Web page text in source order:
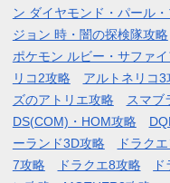
ン ダイヤモンド・パール
ジョン 時・闇の探検隊攻略
ポケモン ルビー・サファ
リコ2攻略
アルトネリコ3
ズのアトリエ攻略
スマブ
DS(COM)・HOM攻略
ーランド3D攻略
ドラク
7攻略
ドラクエ8攻略